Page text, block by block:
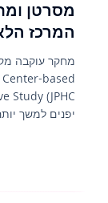
המרכז
based
מכל סיבה.